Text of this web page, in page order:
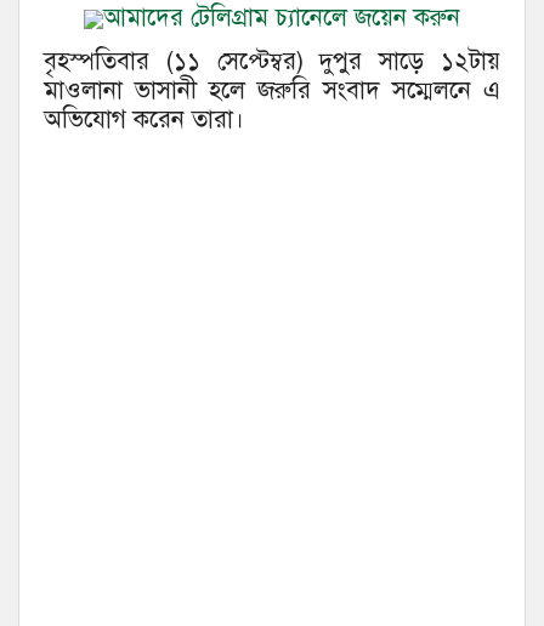
আমাদের টেলিগ্রাম চ্যানেলে জয়েন করুন
বৃহস্পতিবার (১১ সেপ্টেম্বর) দুপুর সাড়ে ১২টায়
মাওলানা ভাসানী হলে জরুরি সংবাদ সম্মেলনে এ
অভিযোগ করেন তারা।